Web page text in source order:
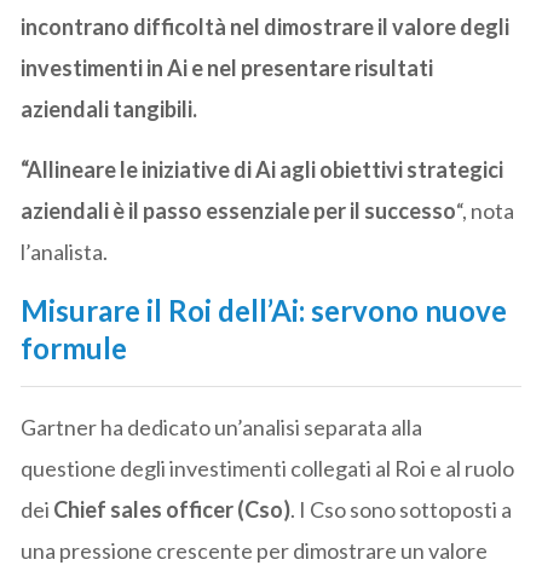
incontrano difficoltà nel dimostrare il valore degli
investimenti in Ai e nel presentare risultati
aziendali tangibili.
“Allineare le iniziative di Ai agli obiettivi strategici
aziendali è il passo essenziale per il successo“, nota
l’analista.
Misurare il Roi dell’Ai: servono nuove
formule
Gartner ha dedicato un’analisi separata alla
questione degli investimenti collegati al Roi e al ruolo
dei Chief sales officer (Cso). I Cso sono sottoposti a
una pressione crescente per dimostrare un valore